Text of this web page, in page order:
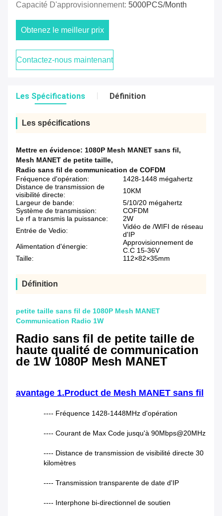
Capacité D'approvisionnement: 5000PCS/month
Obtenez le meilleur prix
Contactez-nous maintenant
Les Spécifications Définition
Les spécifications
Mettre en évidence: 1080P Mesh MANET sans fil,
Mesh MANET de petite taille,
Radio sans fil de communication de COFDM
Fréquence d'opération:
1428-1448 mégahertz
Distance de transmission de
visibilité directe:
10KM
Largeur de bande:
5/10/20 mégahertz
Système de transmission:
COFDM
Le rf a transmis la puissance:
2W
Entrée de Vedio:
Vidéo de /WIFI de réseau
d'IP
Alimentation d'énergie:
Approvisionnement de
C.C 15-36V
Taille:
112×82×35mm
Définition
petite taille sans fil de 1080P Mesh MANET
Communication Radio 1W
Radio sans fil de petite taille de
haute qualité de communication
de 1W 1080P Mesh MANET
avantage 1.Product de Mesh MANET sans fil
---- Fréquence 1428-1448MHz d'opération
---- Courant de Max Code jusqu'à 90Mbps@20MHz
---- Distance de transmission de visibilité directe 30
kilomètres
---- Transmission transparente de date d'IP
---- Interphone bi-directionnel de soutien